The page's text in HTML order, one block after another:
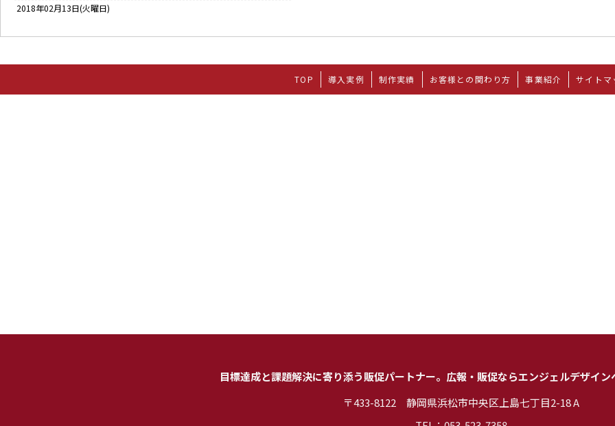
2018年02月13日(火曜日)
TOP 導入実例 制作実績 お客様との関わり方 事業紹介 サイトマ
目標達成と課題解決に寄り添う販促パートナー。 広報・販促ならエンジェルデザイ
〒433-8122 静岡県浜松市中央区上島七丁目2-18 A